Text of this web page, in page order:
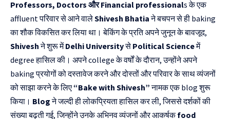
Professors, Doctors और Financial professionals के एक
affluent परिवार से आने वालेShivesh Bhatiaने बचपन से ही baking
का शौक विकसित कर लिया था। बेकिंग के प्रति अपने जुनून के बावजूद,
Shiveshने शुरू मेंDelhi Universityसे Political Scienceमें
degree हासिल की। ​​अपने college के वर्षों के दौरान, उन्होंने अपने
baking प्रयोगों को दस्तावेज करने और दोस्तों और परिवार के साथ व्यंजनों
को साझा करने के लिए“Bake with Shivesh”नामक एक blog शुरू
किया। Blogने जल्दी ही लोकप्रियता हासिल कर ली, जिससे दर्शकों की
संख्या बढ़ती गई, जिन्होंने उनके अभिनव व्यंजनों और आकर्षकfood